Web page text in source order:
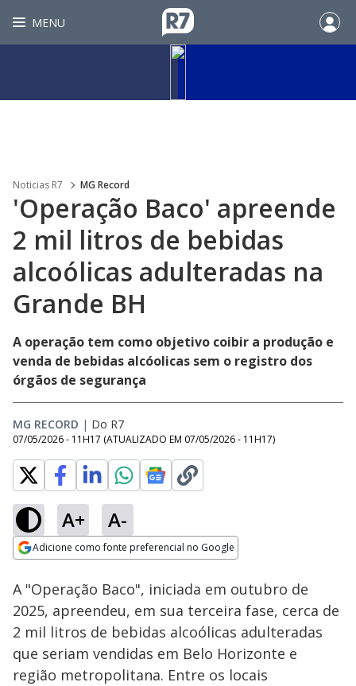
MENU
Noticias R7 MG Record
'Operação Baco' apreende
2 mil litros de bebidas
alcoólicas adulteradas na
Grande BH
A operação tem como objetivo coibir a produção e
venda de bebidas alcóolicas sem o registro dos
órgãos de segurança
MG RECORD | Do R7
07/05/2026 - 11H17 (ATUALIZADO EM 07/05/2026 - 11H17)
A+ A-
Adicione como fonte preferencial no Google
Ativar
:
39.13%
A "Operação Baco", iniciada em outubro de
2025, apreendeu, em sua terceira fase, cerca de
2 mil litros de bebidas alcoólicas adulteradas
que seriam vendidas em Belo Horizonte e
região metropolitana. Entre os locais